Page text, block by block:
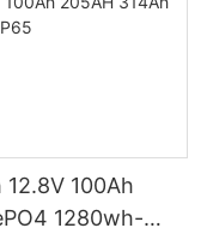
100Ah
1280wh-